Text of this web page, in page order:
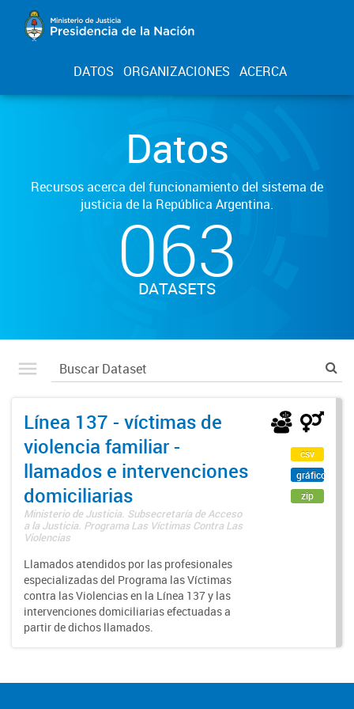
DATOS ORGANIZACIONES ACERCA
Datos
Recursos acerca del funcionamiento del sistema de
justicia de la República Argentina.
063
DATASETS
Línea 137 - víctimas de
violencia familiar -
llamados e intervenciones
domiciliarias
Ministerio de Justicia. Subsecretaría de Acceso
a la Justicia. Programa Las Víctimas Contra Las
Violencias
Llamados atendidos por las profesionales
especializadas del Programa las Víctimas
contra las Violencias en la Línea 137 y las
intervenciones domiciliarias efectuadas a
partir de dichos llamados.
csv
gráfico
zip